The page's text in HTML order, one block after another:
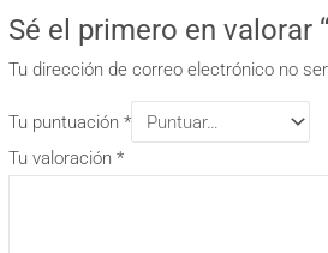
Sé el primero en valorar
Tu dirección de correo electrónico no
Tu puntuación *
Tu valoración *